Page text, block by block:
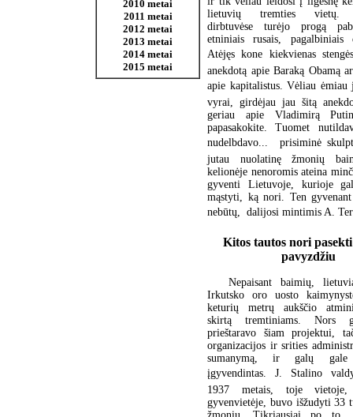
2010 metai
2011 metai
2012 metai
2013 metai
2014 metai
2015 metai
lietuvių tremties vietų.
dirbtuvėse turėjo progą
etniniais rusais, pagalbiniais
Atėjęs kone kiekvienas
anekdotą apie Baraką Obamą
apie kapitalistus. Vėliau ėmiau
vyrai, girdėjau jau šitą
geriau apie Vladimirą
papasakokite. Tuomet
nudelbdavo...  prisiminė
jutau nuolatinę žmonių
kelionėje nenoromis ateina
gyventi Lietuvoje, kurioje
mąstyti, ką nori. Ten
nebūtų,  dalijosi mintimis A.
Kitos tautos nori
pavyzdžiu
Nepaisant baimių,
Irkutsko oro uosto
keturių metrų aukščio
skirtą tremtiniams. Nors
prieštaravo šiam projektui,
organizacijos ir srities
sumanymą, ir galų
įgyvendintas. J. Stalino
1937 metais, toje vietoje,
gyvenvietėje, buvo išžudyti 33